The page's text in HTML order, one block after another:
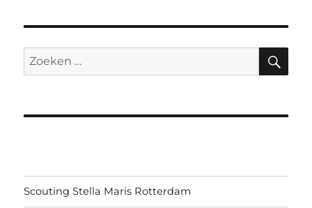
Zoeken
naar:
Scouting Stella Maris Rotterdam